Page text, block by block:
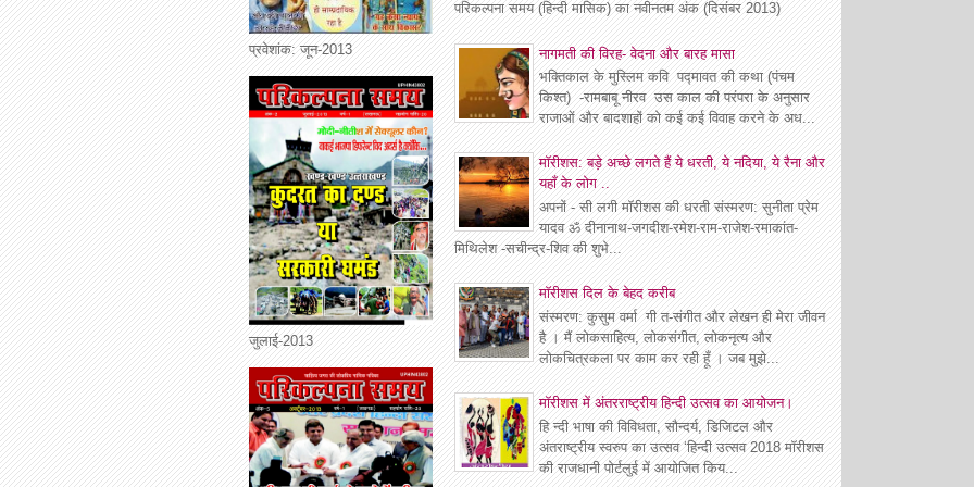
परिकल्पना समय (हिन्दी मासिक) का नवीनतम अंक (दिसंबर 2013)
नागमती की विरह- वेदना और बारह मासा
भक्तिकाल के मुस्लिम कवि पद्मावत की कथा (पंचम
किश्त) -रामबाबू नीरव उस काल की परंपरा के अनुसार
राजाओं और बादशाहों को कई कई विवाह करने के अध...
मॉरीशस: बड़े अच्छे लगते हैं ये धरती, ये नदिया, ये रैना और
यहाँ के लोग ..
अपनों - सी लगी मॉरीशस की धरती संस्मरण: सुनीता प्रेम
यादव ॐ दीनानाथ-जगदीश-रमेश-राम-राजेश-रमाकांत-
मिथिलेश -सचीन्द्र-शिव की शुभे...
माॅरीशस दिल के बेहद करीब
संस्मरण: कुसुम वर्मा गी त-संगीत और लेखन ही मेरा जीवन
है । मैं लोकसाहित्य, लोकसंगीत, लोकनृत्य और
लोकचित्रकला पर काम कर रही हूँ । जब मुझे...
मॉरीशस में अंतरराष्ट्रीय हिन्दी उत्सव का आयोजन।
हि न्दी भाषा की विविधता, सौन्दर्य, डिजिटल और
अंतराष्ट्रीय स्वरुप का उत्सव ‘हिन्दी उत्सव 2018 मॉरीशस
की राजधानी पोर्टलुई में आयोजित किय...
प्रवेशांक: जून-2013
जुलाई-2013